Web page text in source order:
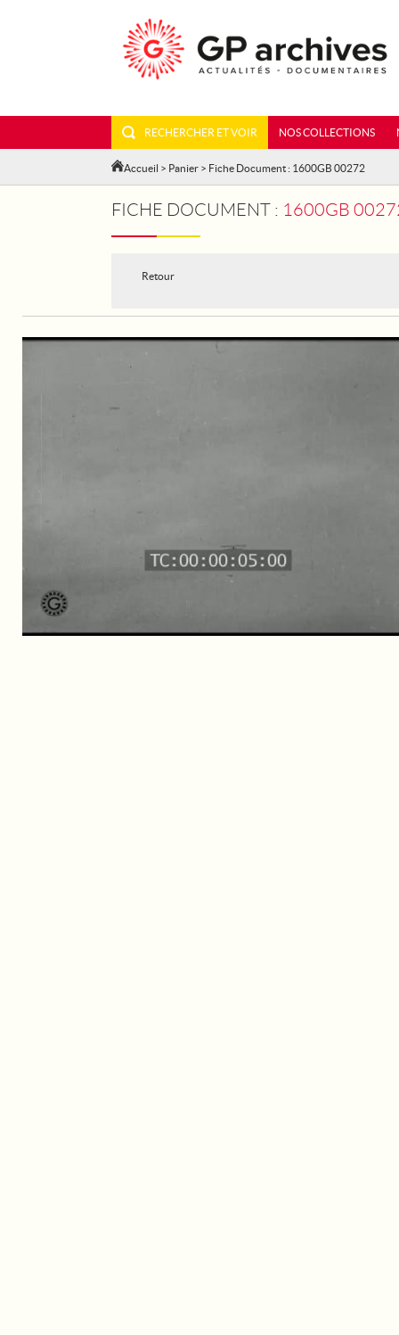
RECHERCHER ET VOIR NOS COLLECTIONS
Accueil > Panier > Fiche Document : 1600GB 00272
FICHE DOCUMENT : 1600GB 00272 -
Retour